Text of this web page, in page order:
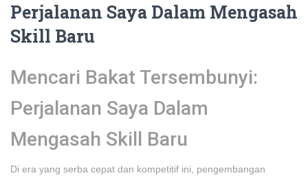
Perjalanan Saya Dalam Mengasah
Skill Baru
Mencari Bakat Tersembunyi:
Perjalanan Saya Dalam
Mengasah Skill Baru
Di era yang serba cepat dan kompetitif ini, pengembangan